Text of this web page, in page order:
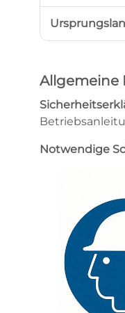
Allgemeine
Notwendige